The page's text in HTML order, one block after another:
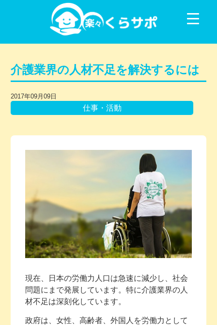
コンテンツに移動
介護業界の人材不足を解決するには
2017年09月09日
仕事・活動
現在、日本の労働力人口は急速に減少し、社会
問題にまで発展しています。特に介護業界の人
材不足は深刻化しています。
政府は、女性、高齢者、外国人を労働力として